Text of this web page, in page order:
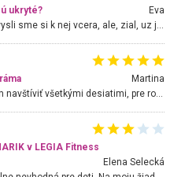
ukryté?
Eva
Hojdacka v Krpelanoch uz nie je, vysli sme si k nej vcera, ale, zial, uz je znicena. Ak sem planujete cestu len kvoli hojdacke, mozete si ju usetrit. Krasny vyhlad je tu vsak aj bez hojdacky :-)
Martina
Nádherné miesto ktoré odporúčam navštíviť všetkými desiatimi, pre rodiny s deťmi, dôchodcom... Proste a jednoducho ozaj rozprávkový les.. určite ešte prídeme. Odniesli sme si na pamiatku krásne tričká,
v LEGIA Fitness
Elena Selecká